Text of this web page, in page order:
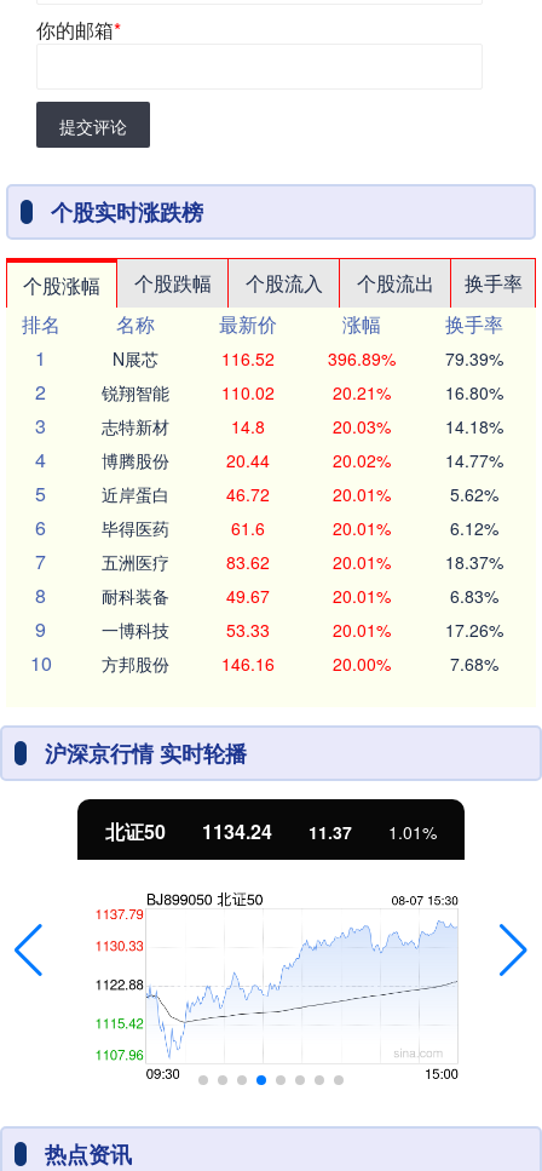
你的邮箱*
提交评论
个股实时涨跌榜
个股涨幅 个股跌幅 个股流入 个股流出
换手率
排名
名称 最新价 涨幅
换手率
1
N展芯 116.52 396.89% 79.39%
2 锐翔智能 110.02 20.21% 16.80%
3 志特新材 14.8 20.03% 14.18%
4 博腾股份 20.44 20.02% 14.77%
5 近岸蛋白 46.72 20.01% 5.62%
6 毕得医药 61.6 20.01% 6.12%
7 五洲医疗 83.62 20.01% 18.37%
8 耐科装备 49.67 20.01% 6.83%
9 一博科技 53.33 20.01% 17.26%
10 方邦股份 146.16 20.00% 7.68%
沪深京行情 实时轮播
北证50 1134.24 11.37 1.01%
热点资讯